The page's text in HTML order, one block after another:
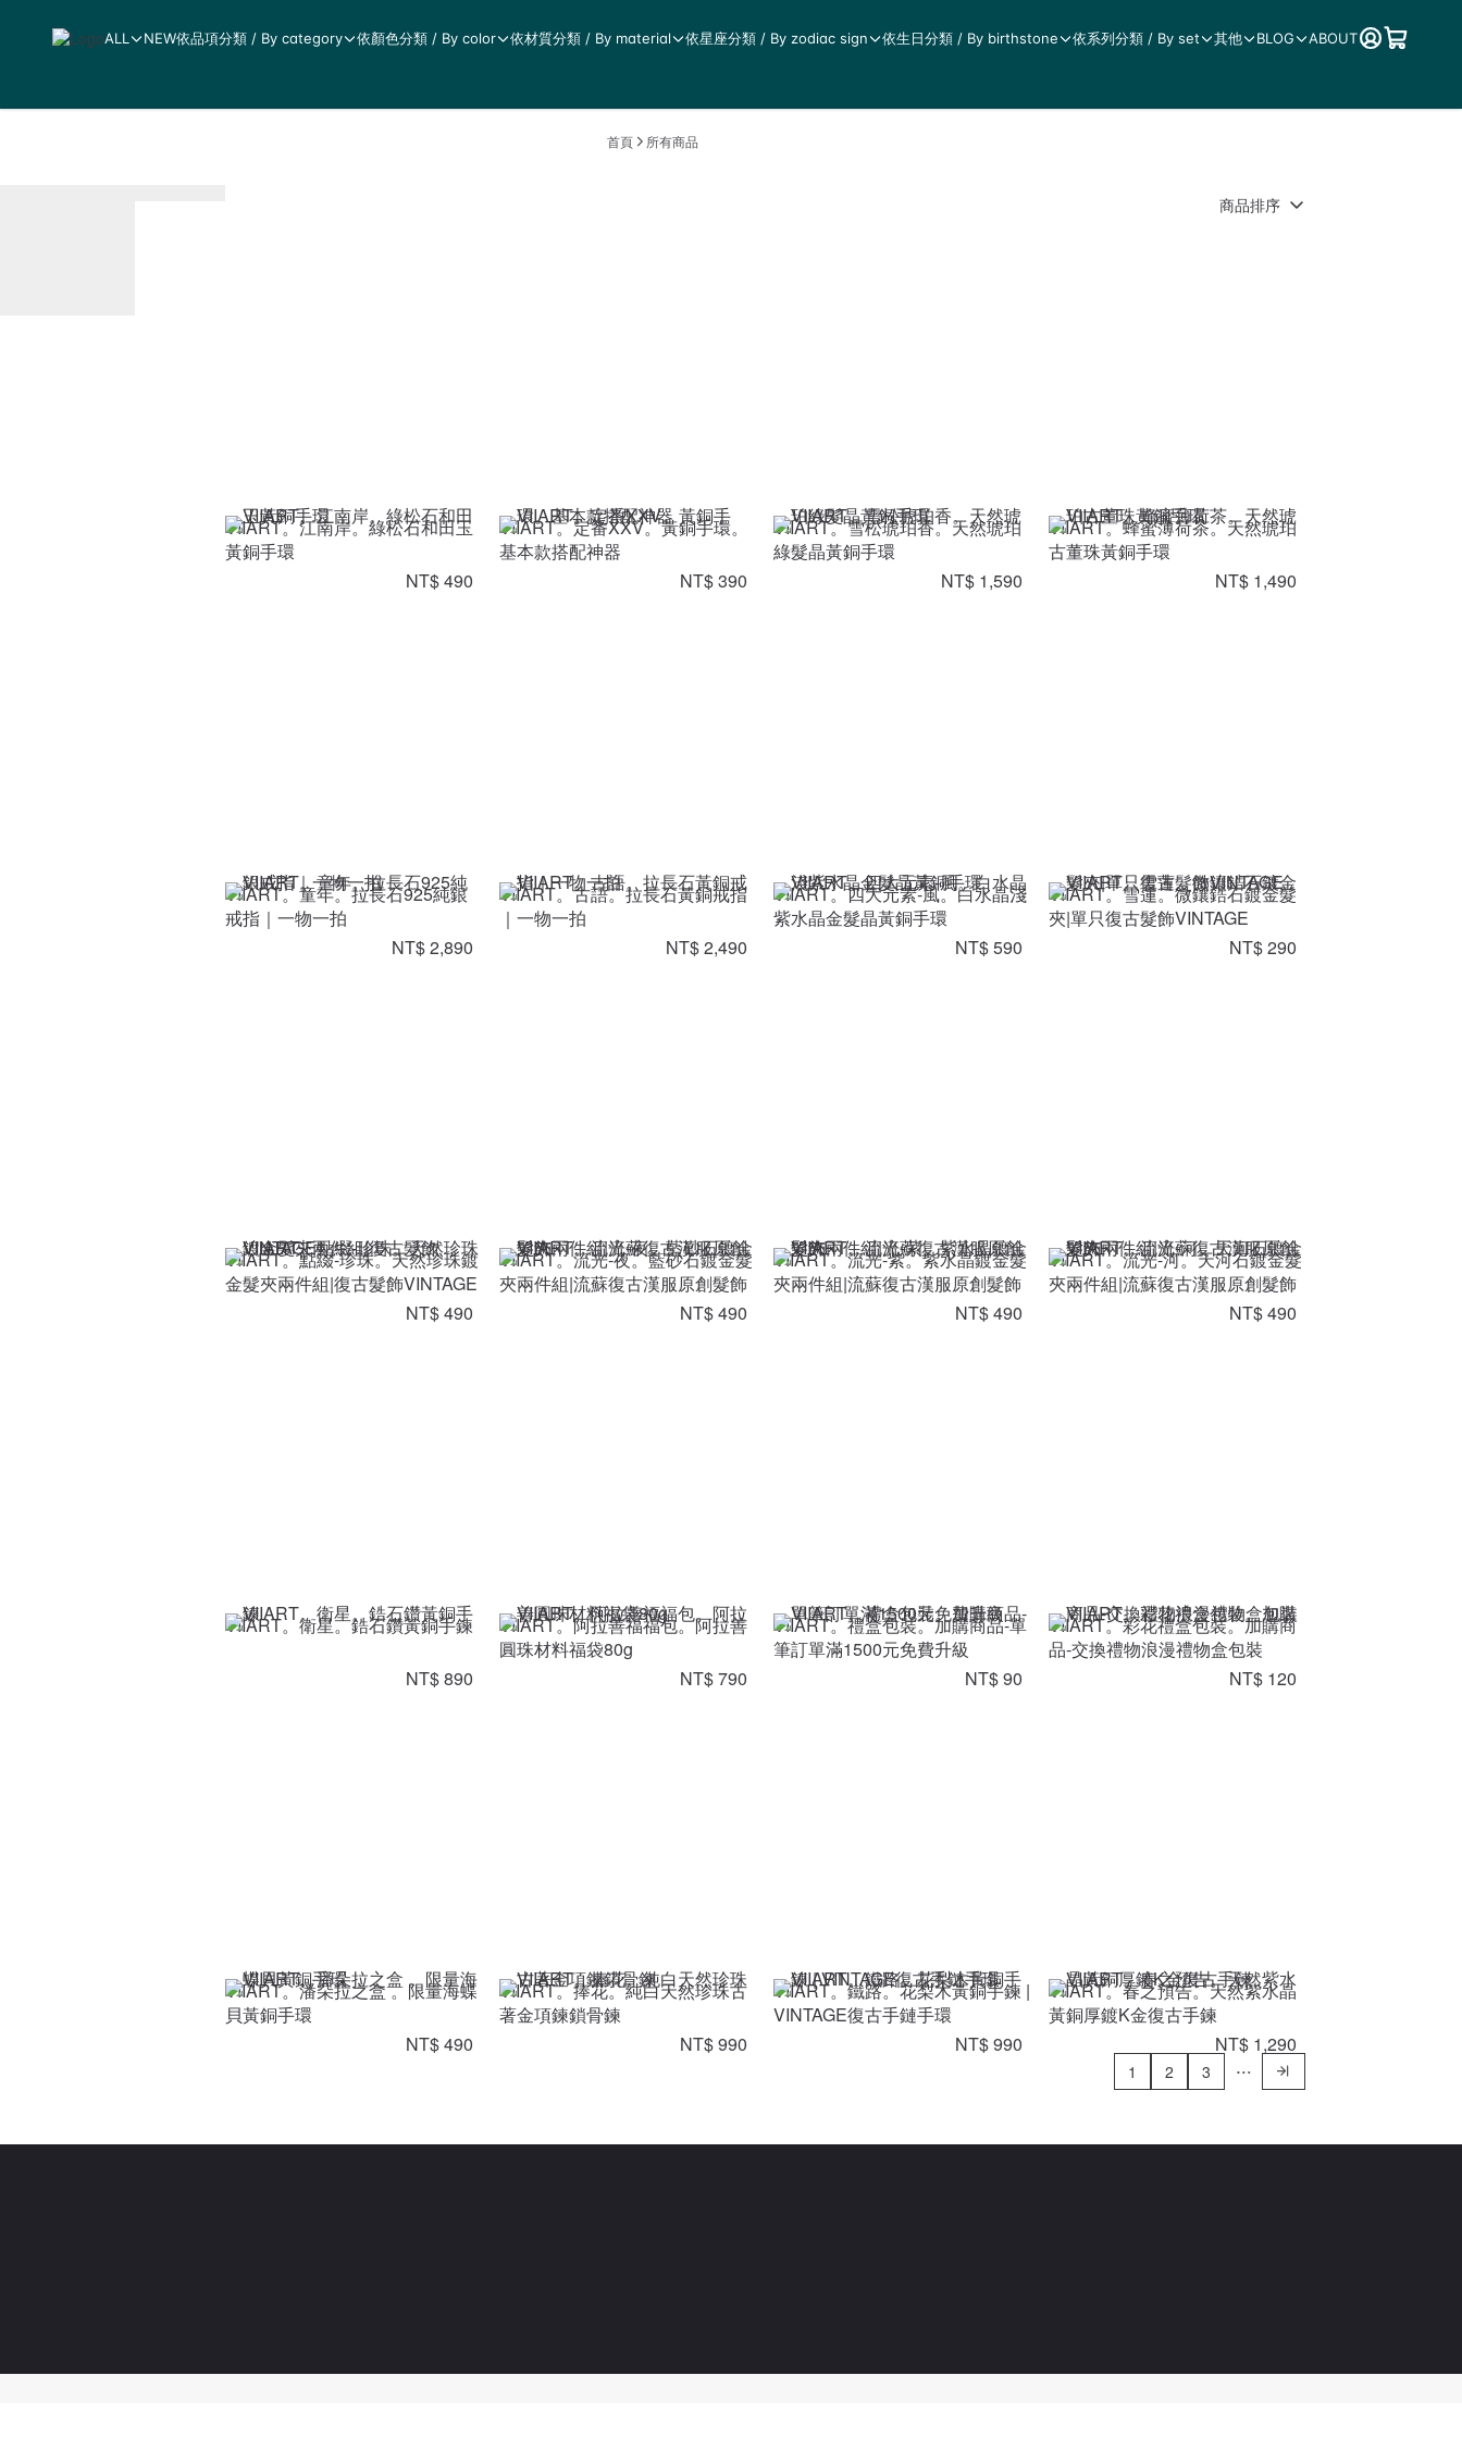
ALL NEW依品項分類 / By category 依顏色分類 / By color 依材質分類 / By material 依星座分類 / By zodiac sign 依生日分類 / By birthstone 依系列分類 / By set 其他 BLOG ABOUT
首頁 所有商品
商品排序
VIIART。江南岸。綠松石和田玉
黃銅手環
NT$ 490
VIIART。定番XXV。黃銅手環。
基本款搭配神器
NT$ 390
VIIART。雪松琥珀香。天然琥珀
綠髮晶黃銅手環
NT$ 1,590
VIIART。蜂蜜薄荷茶。天然琥珀
古董珠黃銅手環
NT$ 1,490
VIIART。童年。拉長石925純銀
戒指｜一物一拍
NT$ 2,890
VIIART。古語。拉長石黃銅戒指
｜一物一拍
NT$ 2,490
VIIART。四大元素-風。白水晶淺
紫水晶金髮晶黃銅手環
NT$ 590
VIIART。雪蓮。微鑲鋯石鍍金髮
夾|單只復古髮飾VINTAGE
NT$ 290
VIIART。點綴-珍珠。天然珍珠鍍
金髮夾兩件組|復古髮飾VINTAGE
NT$ 490
VIIART。流光-夜。藍砂石鍍金髮
夾兩件組|流蘇復古漢服原創髮飾
NT$ 490
VIIART。流光-紫。紫水晶鍍金髮
夾兩件組|流蘇復古漢服原創髮飾
NT$ 490
VIIART。流光-河。天河石鍍金髮
夾兩件組|流蘇復古漢服原創髮飾
NT$ 490
VIIART。衛星。鋯石鑽黃銅手鍊
NT$ 890
VIIART。阿拉善福福包。阿拉善
圓珠材料福袋80g
NT$ 790
VIIART。禮盒包裝。加購商品-單
筆訂單滿1500元免費升級
NT$ 90
VIIART。彩花禮盒包裝。加購商
品-交換禮物浪漫禮物盒包裝
NT$ 120
VIIART。潘朵拉之盒 。限量海蝶
貝黃銅手環
NT$ 490
VIIART。捧花。純白天然珍珠古
著金項鍊鎖骨鍊
NT$ 990
VIIART。鐵路。花梨木黃銅手鍊 |
VINTAGE復古手鏈手環
NT$ 990
VIIART。春之預告。天然紫水晶
黃銅厚鍍K金復古手鍊
NT$ 1,290
1 2 3